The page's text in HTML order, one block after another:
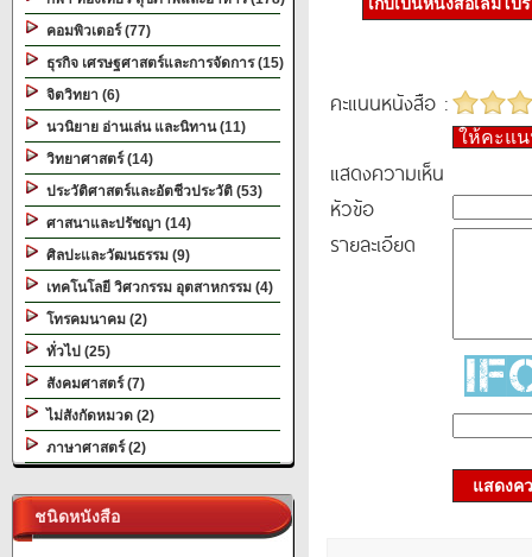
คอมพิวเตอร์ (77)
ธุรกิจ เศรษฐศาสตร์และการจัดการ (15)
จิตวิทยา (6)
นวนิยาย อ่านเล่น และนิทาน (11)
วิทยาศาสตร์ (14)
ประวัติศาสตร์และอัตชีวประวัติ (53)
ศาสนาและปรัชญา (14)
ศิลปะและวัฒนธรรม (9)
เทคโนโลยี วิศวกรรม อุตสาหกรรม (4)
โทรคมนาคม (2)
ทั่วไป (25)
สังคมศาสตร์ (7)
ไม่สังกัดหมวด (2)
ภาษาศาสตร์ (2)
ชนิดหนังสือ
คะแนนหนังสือ :
ให้คะแ
แสดงความเห็น
หัวข้อ
รายละเอียด
แสดงค